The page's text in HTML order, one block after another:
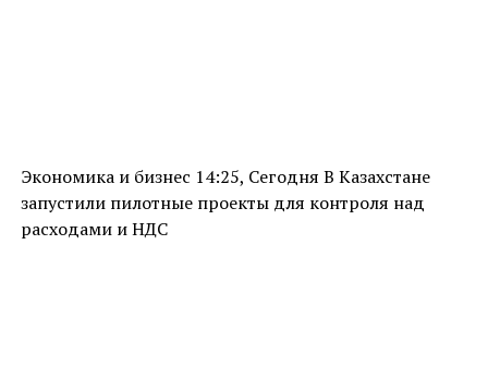
Экономика и бизнес 14:25, Сегодня В Казахстане
запустили пилотные проекты для контроля над
расходами и НДС